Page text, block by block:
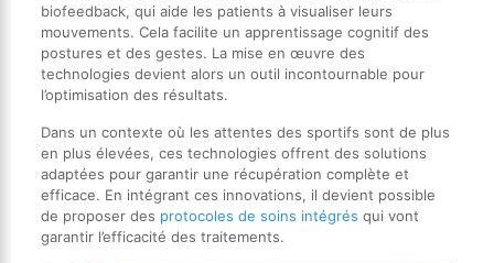
biofeedback, qui aide les patients à visualiser leurs
mouvements. Cela facilite un apprentissage cognitif des
postures et des gestes. La mise en œuvre des
technologies devient alors un outil incontournable pour
l’optimisation des résultats.
Dans un contexte où les attentes des sportifs sont de plus
en plus élevées, ces technologies offrent des solutions
adaptées pour garantir une récupération complète et
efficace. En intégrant ces innovations, il devient possible
de proposer des protocoles de soins intégrés qui vont
garantir l’efficacité des traitements.